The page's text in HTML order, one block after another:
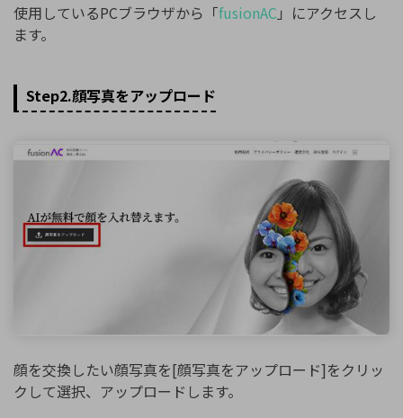
使用しているPCブラウザから「fusionAC 」にアクセスし
ます。
Step2.顔写真をアップロード
顔を交換したい顔写真を[顔写真をアップロード]をクリッ
クして選択、アップロードします。